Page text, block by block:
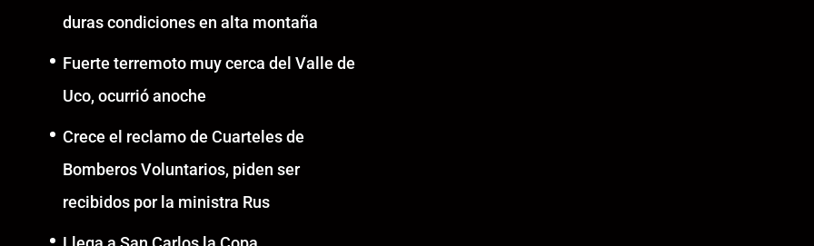
duras condiciones en alta montaña
Fuerte terremoto muy cerca del Valle de
Uco, ocurrió anoche
Crece el reclamo de Cuarteles de
Bomberos Voluntarios, piden ser
recibidos por la ministra Rus